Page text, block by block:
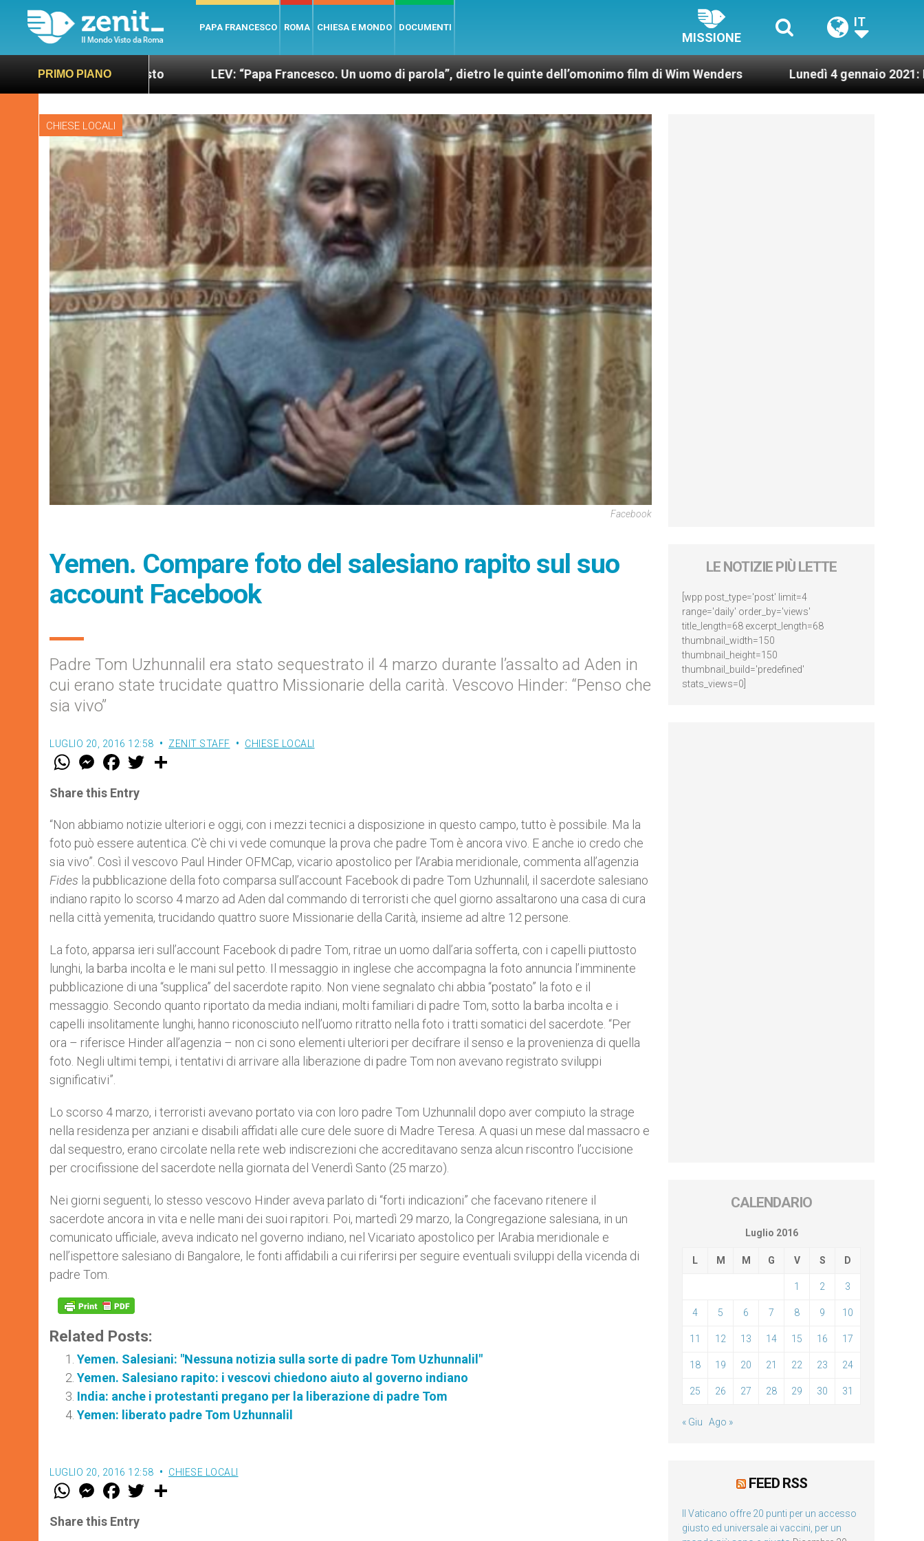
PAPA FRANCESCO ROMA CHIESA E MONDO DOCUMENTI
MISSIONE
IT
PRIMO PIANO
e giusto LEV: “Papa Francesco. Un uomo di parola”, dietro le quinte dell’omonimo film di Wim Wenders Lunedì 4 gennaio 2021: Possesso
CHIESE LOCALI
Facebook
Yemen. Compare foto del salesiano rapito sul suo
account Facebook
Padre Tom Uzhunnalil era stato sequestrato il 4 marzo durante l’assalto ad Aden in
cui erano state trucidate quattro Missionarie della carità. Vescovo Hinder: “Penso che
sia vivo”
LUGLIO 20, 2016 12:58 ZENIT STAFF CHIESE LOCALI
W
t
s
p
p
M
e
s
e
g
e
r
F
a
e
b
o
k
w
r
Share this Entry
“Non abbiamo notizie ulteriori e oggi, con i mezzi tecnici a disposizione in questo campo, tutto è possibile. Ma la
foto può essere autentica. C’è chi vi vede comunque la prova che padre Tom è ancora vivo. E anche io credo che
sia vivo”. Così il vescovo Paul Hinder OFMCap, vicario apostolico per l’Arabia meridionale, commenta all’agenzia
Fides la pubblicazione della foto comparsa sull’account Facebook di padre Tom Uzhunnalil, il sacerdote salesiano
indiano rapito lo scorso 4 marzo ad Aden dal commando di terroristi che quel giorno assaltarono una casa di cura
nella città yemenita, trucidando quattro suore Missionarie della Carità, insieme ad altre 12 persone.
La foto, apparsa ieri sull’account Facebook di padre Tom, ritrae un uomo dall’aria sofferta, con i capelli piuttosto
lunghi, la barba incolta e le mani sul petto. Il messaggio in inglese che accompagna la foto annuncia l’imminente
pubblicazione di una “supplica” del sacerdote rapito. Non viene segnalato chi abbia “postato” la foto e il
messaggio. Secondo quanto riportato da media indiani, molti familiari di padre Tom, sotto la barba incolta e i
capelli insolitamente lunghi, hanno riconosciuto nell’uomo ritratto nella foto i tratti somatici del sacerdote. “Per
ora – riferisce Hinder all’agenzia – non ci sono elementi ulteriori per decifrare il senso e la provenienza di quella
foto. Negli ultimi tempi, i tentativi di arrivare alla liberazione di padre Tom non avevano registrato sviluppi
significativi”.
Lo scorso 4 marzo, i terroristi avevano portato via con loro padre Tom Uzhunnalil dopo aver compiuto la strage
nella residenza per anziani e disabili affidati alle cure dele suore di Madre Teresa. A quasi un mese dal massacro e
dal sequestro, erano circolate nella rete web indiscrezioni che accreditavano senza alcun riscontro l’uccisione
per crocifissione del sacerdote nella giornata del Venerdì Santo (25 marzo).
Nei giorni seguenti, lo stesso vescovo Hinder aveva parlato di “forti indicazioni” che facevano ritenere il
sacerdote ancora in vita e nelle mani dei suoi rapitori. Poi, martedì 29 marzo, la Congregazione salesiana, in un
comunicato ufficiale, aveva indicato nel governo indiano, nel Vicariato apostolico per lArabia meridionale e
nell’ispettore salesiano di Bangalore, le fonti affidabili a cui riferirsi per seguire eventuali sviluppi della vicenda di
padre Tom.
Related Posts:
Yemen. Salesiani: "Nessuna notizia sulla sorte di padre Tom Uzhunnalil"
Yemen. Salesiano rapito: i vescovi chiedono aiuto al governo indiano
India: anche i protestanti pregano per la liberazione di padre Tom
Yemen: liberato padre Tom Uzhunnalil
LUGLIO 20, 2016 12:58 CHIESE LOCALI
W
t
s
M
e
s
e
F
a
e
b
w
Share this Entry
LE NOTIZIE PIÙ LETTE
[wpp post_type='post' limit=4
range='daily' order_by='views'
title_length=68 excerpt_length=68
thumbnail_width=150
thumbnail_height=150
thumbnail_build='predefined'
stats_views=0]
CALENDARIO
Luglio 2016
L M M G V S D
1 2 3
4 5 6 7 8 9 10
11 12 13 14 15 16 17
18 19 20 21 22 23 24
25 26 27 28 29 30 31
« Giu Ago »
FEED RSS
Il Vaticano offre 20 punti per un accesso
giusto ed universale ai vaccini, per un